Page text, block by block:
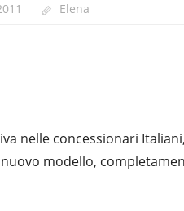
Elena
nelle concessionari
modello,